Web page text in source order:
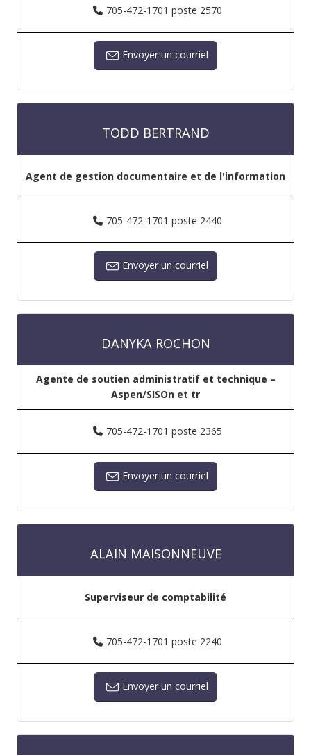
705-472-1701 poste 2570
Envoyer un courriel
TODD BERTRAND
Agent de gestion documentaire et de l'information
705-472-1701 poste 2440
Envoyer un courriel
DANYKA ROCHON
Agente de soutien administratif et technique –
Aspen/SISOn et tr
705-472-1701 poste 2365
Envoyer un courriel
ALAIN MAISONNEUVE
Superviseur de comptabilité
705-472-1701 poste 2240
Envoyer un courriel